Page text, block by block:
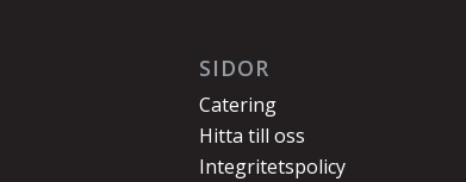
SIDOR
Catering
Hitta till oss
Integritetspolicy